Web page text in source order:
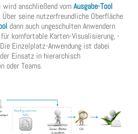
wird anschließend vomAusgabe-Tool
Über seine nutzerfreundliche Oberfläche
dann auch ungeschulten Anwendern
komfortable Karten-Visualisierung, -
Einzelplatz-Anwendung ist dabei
Einsatz in hierarchisch
oder Teams.